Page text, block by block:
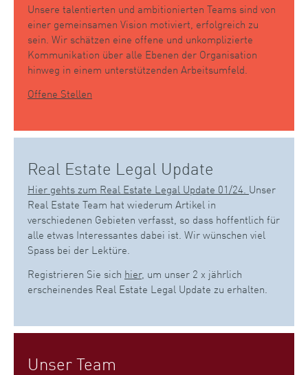
Unsere talentierten und ambitionierten Teams sind von
einer gemeinsamen Vision motiviert, erfolgreich zu
sein. Wir schätzen eine offene und unkomplizierte
Kommunikation über alle Ebenen der Organisation
hinweg in einem unterstützenden Arbeitsumfeld.
Offene Stellen
Real Estate Legal Update
Hier gehts zum Real Estate Legal Update 01/24. Unser
Real Estate Team hat wiederum Artikel in
verschiedenen Gebieten verfasst, so dass hoffentlich für
alle etwas Interessantes dabei ist. Wir wünschen viel
Spass bei der Lektüre.
Registrieren Sie sich hier, um unser 2 x jährlich
erscheinendes Real Estate Legal Update zu erhalten.
Unser Team